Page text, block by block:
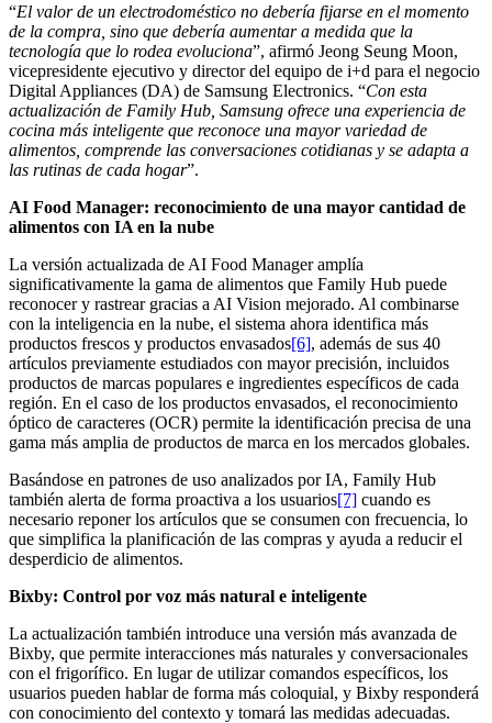
“El valor de un electrodoméstico no debería fijarse en el momento
de la compra, sino que debería aumentar a medida que la
tecnología que lo rodea evoluciona”, afirmó Jeong Seung Moon,
vicepresidente ejecutivo y director del equipo de i+d para el negocio
Digital Appliances (DA) de Samsung Electronics. “Con esta
actualización de Family Hub, Samsung ofrece una experiencia de
cocina más inteligente que reconoce una mayor variedad de
alimentos, comprende las conversaciones cotidianas y se adapta a
las rutinas de cada hogar”.
AI Food Manager: reconocimiento de una mayor cantidad de
alimentos con IA en la nube
La versión actualizada de AI Food Manager amplía
significativamente la gama de alimentos que Family Hub puede
reconocer y rastrear gracias a AI Vision mejorado. Al combinarse
con la inteligencia en la nube, el sistema ahora identifica más
productos frescos y productos envasados[6], además de sus 40
artículos previamente estudiados con mayor precisión, incluidos
productos de marcas populares e ingredientes específicos de cada
región. En el caso de los productos envasados, el reconocimiento
óptico de caracteres (OCR) permite la identificación precisa de una
gama más amplia de productos de marca en los mercados globales.
Basándose en patrones de uso analizados por IA, Family Hub
también alerta de forma proactiva a los usuarios[7] cuando es
necesario reponer los artículos que se consumen con frecuencia, lo
que simplifica la planificación de las compras y ayuda a reducir el
desperdicio de alimentos.
Bixby: Control por voz más natural e inteligente
La actualización también introduce una versión más avanzada de
Bixby, que permite interacciones más naturales y conversacionales
con el frigorífico. En lugar de utilizar comandos específicos, los
usuarios pueden hablar de forma más coloquial, y Bixby responderá
con conocimiento del contexto y tomará las medidas adecuadas.